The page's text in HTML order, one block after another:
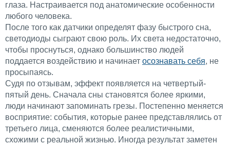
глаза. Настраивается под анатомические особенности
любого человека.
После того как датчики определят фазу быстрого сна,
светодиоды сыграют свою роль. Их света недостаточно,
чтобы проснуться, однако большинство людей
поддается воздействию и начинает осознавать себя, не
просыпаясь.
Судя по отзывам, эффект появляется на четвертый-
пятый день. Сначала сны становятся более яркими,
люди начинают запоминать грезы. Постепенно меняется
восприятие: события, которые ранее представлялись от
третьего лица, сменяются более реалистичными,
схожими с реальной жизнью. Иногда результат заметен